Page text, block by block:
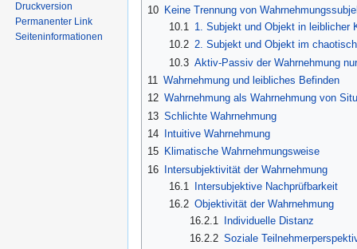
10 Keine Trennung von
10.1
1. Subjekt und Objekt in leiblicher
10.2 2. Subjekt und Objekt im
10.3 Aktiv-Passiv der Wahrnehmung
11
Wahrnehmung und leibliches Befinden
12 Wahrnehmung als Wahrnehmung von
13 Schlichte Wahrnehmung
14
Intuitive Wahrnehmung
15 Klimatische Wahrnehmungsweise
16 Intersubjektivität der Wahrnehmung
16.1
Intersubjektive Nachprüfbarkeit
16.2 Objektivität der Wahrnehmung
16.2.1
Individuelle Distanz
16.2.2 Soziale
Druckversion
Permanenter Link
Seiten­informationen